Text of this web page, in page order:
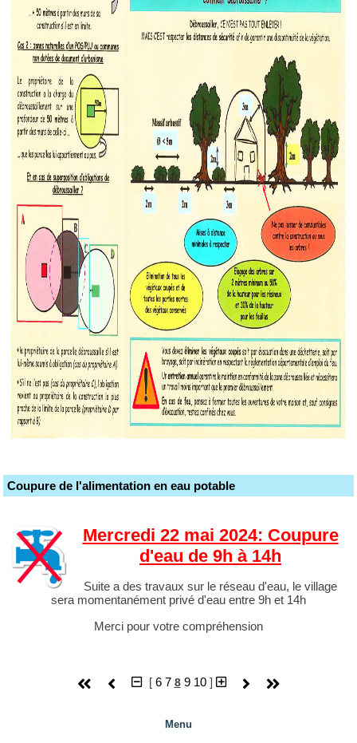
Coupure de l'alimentation en eau potable
Mercredi 22 mai 2024: Coupure
d'eau de 9h à 14h
Suite a des travaux sur le réseau d'eau, le village
sera momentanément privé d'eau entre 9h et 14h
Merci pour votre compréhension
[ 6 7 8 9 10]
Menu